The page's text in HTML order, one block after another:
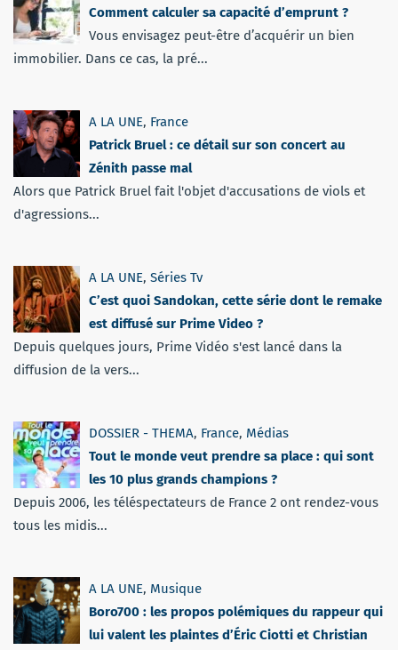
Comment calculer sa capacité d’emprunt ?
Vous envisagez peut-être d’acquérir un bien
immobilier. Dans ce cas, la pré...
A LA UNE, France
Patrick Bruel : ce détail sur son concert au
Zénith passe mal
Alors que Patrick Bruel fait l'objet d'accusations de viols et
d'agressions...
A LA UNE, Séries Tv
C’est quoi Sandokan, cette série dont le remake
est diffusé sur Prime Video ?
Depuis quelques jours, Prime Vidéo s'est lancé dans la
diffusion de la vers...
DOSSIER - THEMA, France, Médias
Tout le monde veut prendre sa place : qui sont
les 10 plus grands champions ?
Depuis 2006, les téléspectateurs de France 2 ont rendez-vous
tous les midis...
A LA UNE, Musique
Boro700 : les propos polémiques du rappeur qui
lui valent les plaintes d’Éric Ciotti et Christian